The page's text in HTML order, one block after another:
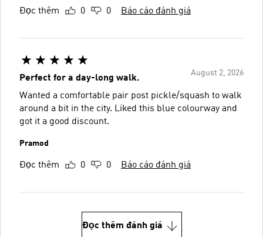
Đọc thêm 0 0 Báo cáo đánh giá
August 2, 2026
Perfect for a day-long walk.
Wanted a comfortable pair post pickle/squash to walk
around a bit in the city. Liked this blue colourway and
got it a good discount.
Pramod
Đọc thêm 0 0 Báo cáo đánh giá
Đọc thêm đánh giá